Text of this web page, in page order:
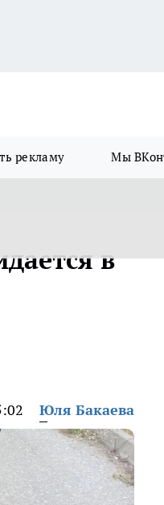
рекламу Мы
в
Юля Бакаева